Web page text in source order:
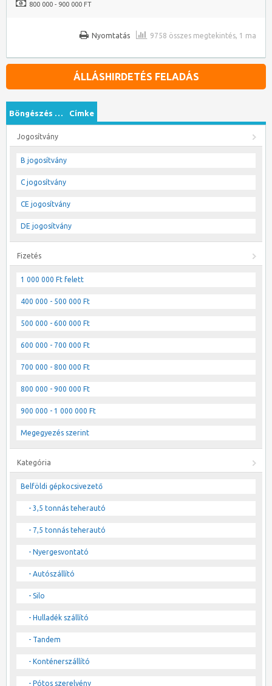
800 000 - 900 000 FT
9758 összes megtekintés, 1 ma
Nyomtatás
ÁLLÁSHIRDETÉS FELADÁS
Böngészés … Címke
Jogosítvány
B jogosítvány
C jogosítvány
CE jogosítvány
DE jogosítvány
Fizetés
1 000 000 Ft felett
400 000 - 500 000 Ft
500 000 - 600 000 Ft
600 000 - 700 000 Ft
700 000 - 800 000 Ft
800 000 - 900 000 Ft
900 000 - 1 000 000 Ft
Megegyezés szerint
Kategória
Belföldi gépkocsivezető
- 3,5 tonnás teherautó
- 7,5 tonnás teherautó
- Nyergesvontató
- Autószállító
- Silo
- Hulladék szállító
- Tandem
- Konténerszállító
- Pótos szerelvény